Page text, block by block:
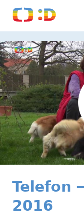
Telefon
2016